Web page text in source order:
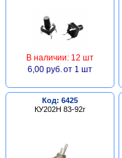
В наличии: 12 шт
6,00 руб. от 1 шт
Код: 6425
КУ202Н 83-92г